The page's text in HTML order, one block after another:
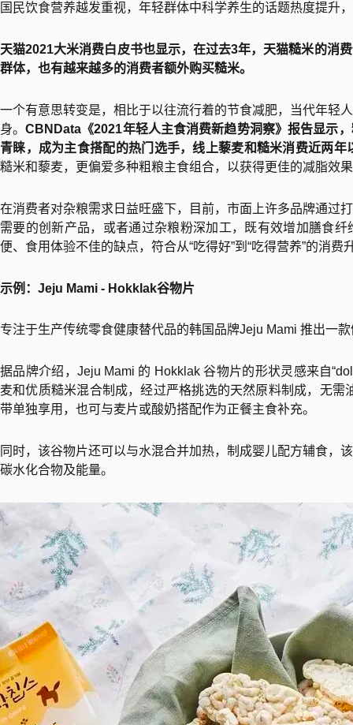
国民饮食营养越发重视，年轻群体中科学养生的话题热度提升
天猫2021大米消费白皮书也显示，在过去3年，天猫糙米的消
群体，也有越来越多的消费者额外购买糙米。
一个有意思转变是，相比于以往流行着的节食减肥，当代年轻
身。CBNData《2021年轻人主食消费新趋势洞察》报告显示
青睐，成为主食搭配的热门选手，线上藜麦和糙米消费近两年
糙米和藜麦，更偏爱多种粗粮主食组合，以获得更佳的减脂效
在消费者对杂粮需求日益旺盛下，目前，市面上许多品牌通过
需要的创新产品，或者通过杂粮粉深加工，既有效增加膳食
便、食用体验不佳的缺点，符合从“吃得好”到“吃得营养”的消
示例：Jeju Mami - Hokklak谷物片
专注于生产传统零食健康替代品的韩国品牌Jeju Mami 推出一
据品牌介绍，Jeju Mami 的 Hokklak 谷物片的形状灵感来自
麦和优质糙米混合制成，经过严格挑选的天然原料制成，无需
带单独享用，也可与麦片或酸奶搭配作为正餐主食补充。
同时，该谷物片还可以与水混合并加热，制成婴儿配方辅食，
碳水化合物及能量。